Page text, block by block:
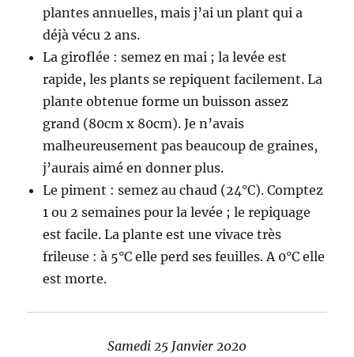
plantes annuelles, mais j’ai un plant qui a
déjà vécu 2 ans.
La giroflée : semez en mai ; la levée est
rapide, les plants se repiquent facilement. La
plante obtenue forme un buisson assez
grand (80cm x 80cm). Je n’avais
malheureusement pas beaucoup de graines,
j’aurais aimé en donner plus.
Le piment : semez au chaud (24°C). Comptez
1 ou 2 semaines pour la levée ; le repiquage
est facile. La plante est une vivace très
frileuse : à 5°C elle perd ses feuilles. A 0°C elle
est morte.
Samedi 25 Janvier 2020